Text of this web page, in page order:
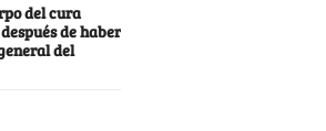
del cura
de haber
del